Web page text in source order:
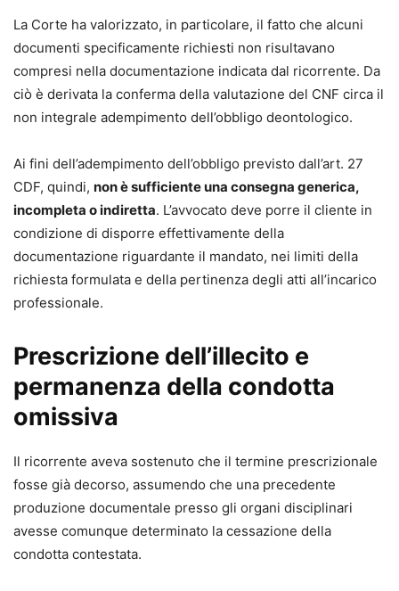
La Corte ha valorizzato, in particolare, il fatto che alcuni
documenti specificamente richiesti non risultavano
compresi nella documentazione indicata dal ricorrente. Da
ciò è derivata la conferma della valutazione del CNF circa il
non integrale adempimento dell’obbligo deontologico.
Ai fini dell’adempimento dell’obbligo previsto dall’art. 27
CDF, quindi, non è sufficiente una consegna generica,
incompleta o indiretta. L’avvocato deve porre il cliente in
condizione di disporre effettivamente della
documentazione riguardante il mandato, nei limiti della
richiesta formulata e della pertinenza degli atti all’incarico
professionale.
Prescrizione dell’illecito e
permanenza della condotta
omissiva
Il ricorrente aveva sostenuto che il termine prescrizionale
fosse già decorso, assumendo che una precedente
produzione documentale presso gli organi disciplinari
avesse comunque determinato la cessazione della
condotta contestata.